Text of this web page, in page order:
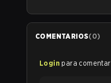
COMENTARIOS(0)
Login para